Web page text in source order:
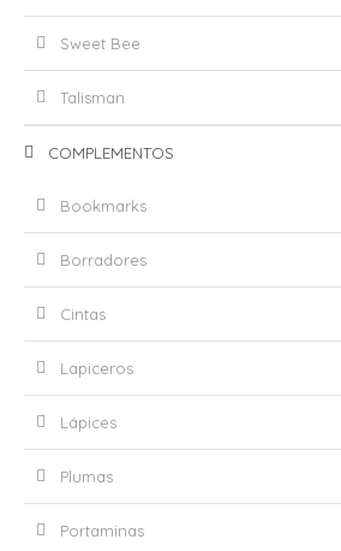
Sweet Bee
Talisman
COMPLEMENTOS
Bookmarks
Borradores
Cintas
Lapiceros
Lápices
Plumas
Portaminas